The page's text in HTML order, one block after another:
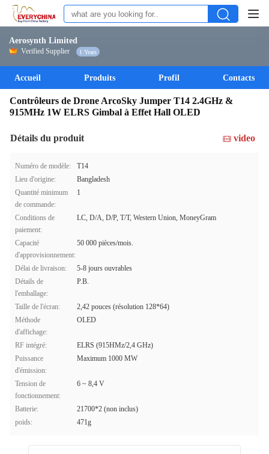
Aerosynth Limited
Verified Supplier 1 Years
Accueil Produits Profil Contacts
Contrôleurs de Drone ArcoSky Jumper T14 2.4GHz &
915MHz 1W ELRS Gimbal à Effet Hall OLED
Détails du produit video
Numéro de modèle:
T14
Lieu d'origine:
Bangladesh
Quantité minimum
de commande:
1
Conditions de
paiement:
LC, D/A, D/P, T/T, Western Union, MoneyGram
Capacité
d'approvisionnement:
50 000 pièces/mois.
Délai de livraison:
5-8 jours ouvrables
Détails de
l'emballage:
P.B.
Taille de l'écran:
2,42 pouces (résolution 128*64)
Méthode
d'affichage:
OLED
RF intégré:
ELRS (915HMz/2,4 GHz)
Puissance
d'émission:
Maximum 1000 MW
Tension de
fonctionnement:
6 ~ 8,4 V
Batterie:
21700*2 (non inclus)
poids:
471g